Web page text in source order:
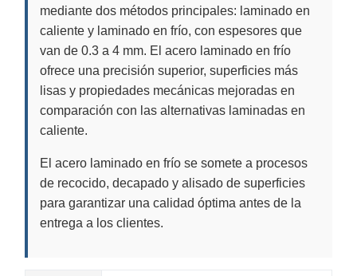
mediante dos métodos principales: laminado en
caliente y laminado en frío, con espesores que
van de 0.3 a 4 mm. El acero laminado en frío
ofrece una precisión superior, superficies más
lisas y propiedades mecánicas mejoradas en
comparación con las alternativas laminadas en
caliente.
El acero laminado en frío se somete a procesos
de recocido, decapado y alisado de superficies
para garantizar una calidad óptima antes de la
entrega a los clientes.